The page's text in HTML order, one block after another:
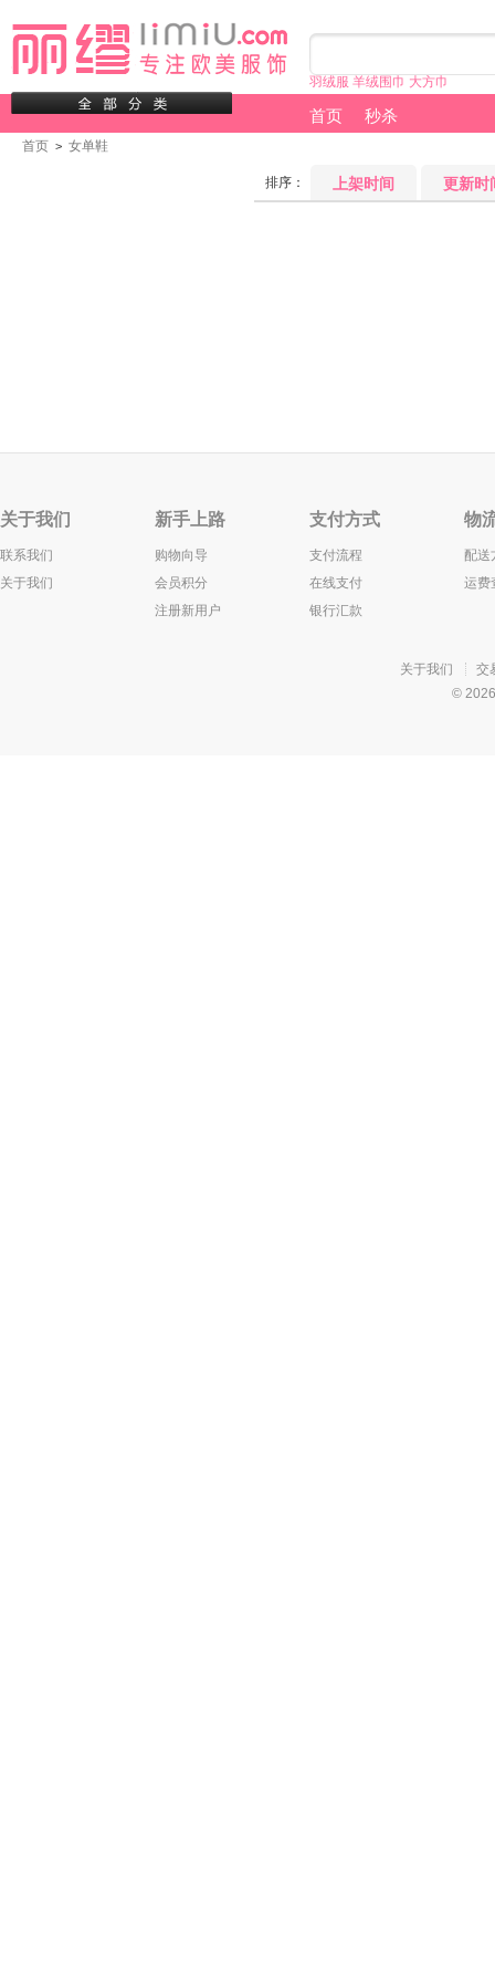
羽绒服 羊绒围巾 大方巾
首页 秒杀
首页 > 女单鞋
排序： 上架时间 更新时
关于我们
联系我们
关于我们
新手上路
购物向导
会员积分
注册新用户
支付方式
支付流程
在线支付
银行汇款
物
配送
运费
关于我们
交
©